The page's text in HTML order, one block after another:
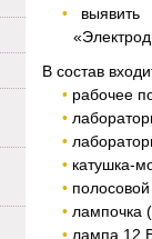
В состав
рабочее
катушка-
лампочка
лампа 12